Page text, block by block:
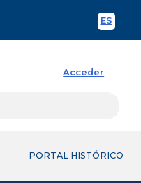
ES
Acceder
PORTAL HISTÓRICO